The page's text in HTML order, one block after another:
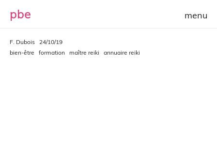
pbe
F. Dubois
24/10/19
bien-être
formation maître reiki annuaire reiki